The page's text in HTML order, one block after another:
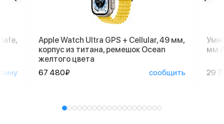
Apple Watch Ultra GPS + Cellular, 49 мм,
корпус из титана, ремешок Ocean
желтого цвета
67 480₽
сообщить
мм
29